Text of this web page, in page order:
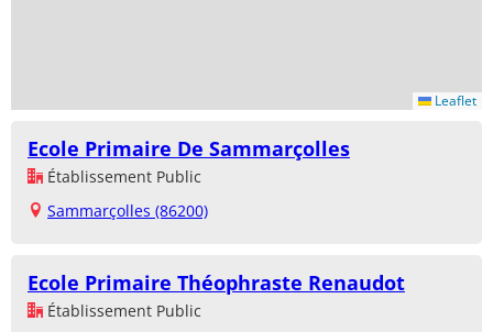
Leaflet
Ecole Primaire De Sammarçolles
Établissement Public
Sammarçolles (86200)
Ecole Primaire Théophraste Renaudot
Établissement Public